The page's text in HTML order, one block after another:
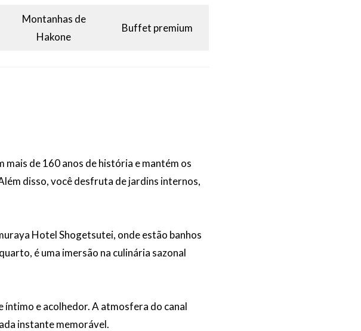
Montanhas de
Hakone
Buffet premium
de 160 anos de história e mantém os
disso, você desfruta de jardins internos,
Hotel Shogetsutei, onde estão banhos
é uma imersão na culinária sazonal
íntimo e acolhedor. A atmosfera do canal
instante memorável.